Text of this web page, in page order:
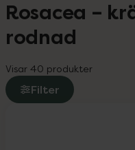
Rosacea –
rodnad
Visar 40 produkter
Filter